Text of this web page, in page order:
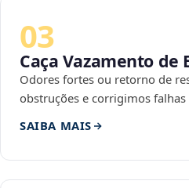
03
Caça Vazamento de
Odores fortes ou retorno de
obstruções e corrigimos falhas
SAIBA MAIS